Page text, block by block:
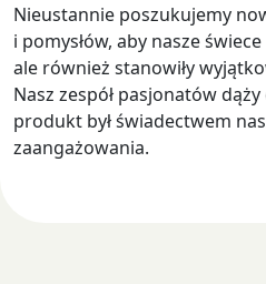
Nieustannie poszukujemy
i pomysłów, aby nasze
ale również stanowiły
Nasz zespół pasjonatów
produkt był świadectwem
zaangażowania.